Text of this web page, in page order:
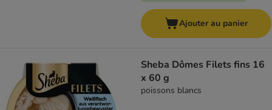
Ajouter au panier
Sheba Dômes Filets fins 16
x 60 g
poissons blancs